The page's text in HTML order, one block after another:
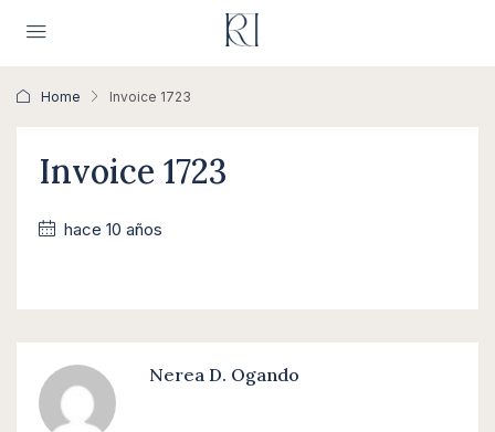
Home Invoice 1723
Invoice 1723
hace 10 años
Nerea D. Ogando